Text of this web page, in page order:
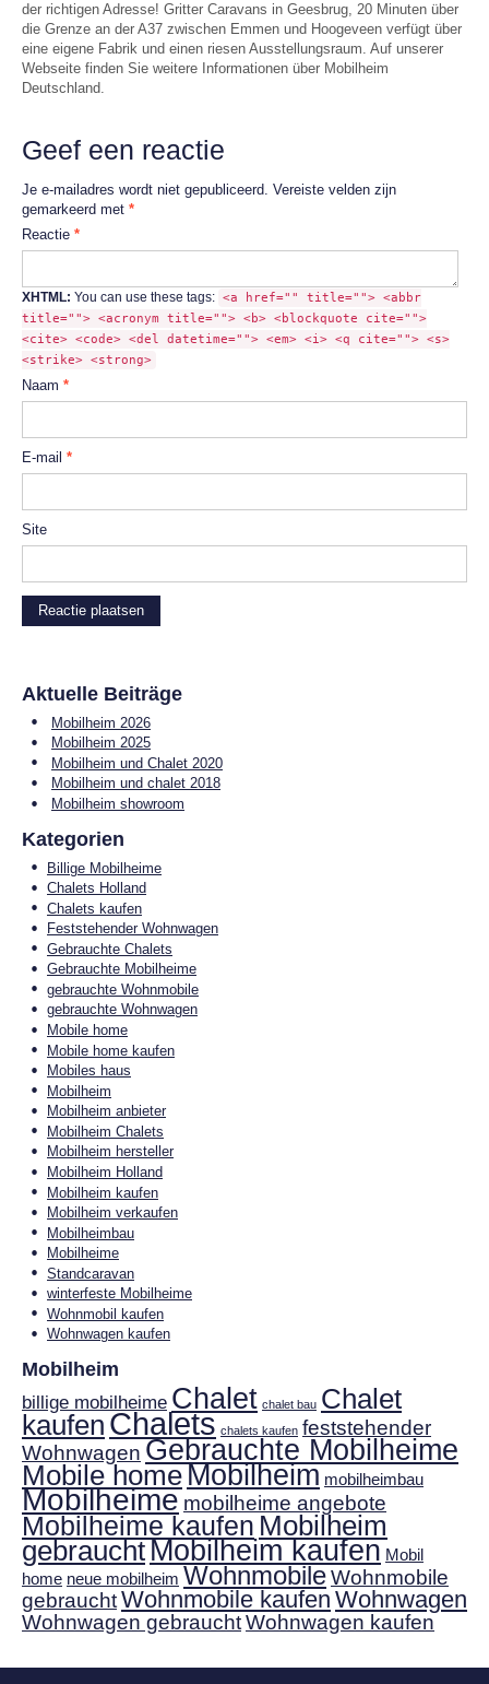
der richtigen Adresse! Gritter Caravans in Geesbrug, 20 Minuten über
die Grenze an der A37 zwischen Emmen und Hoogeveen verfügt über
eine eigene Fabrik und einen riesen Ausstellungsraum. Auf unserer
Webseite finden Sie weitere Informationen über Mobilheim
Deutschland.
Geef een reactie
Je e-mailadres wordt niet gepubliceerd. Vereiste velden zijn
gemarkeerd met *
Reactie *
XHTML: You can use these tags: <a href="" title=""> <abbr
title=""> <acronym title=""> <b> <blockquote cite="">
<cite> <code> <del datetime=""> <em> <i> <q cite=""> <s>
<strike> <strong>
Naam *
E-mail *
Site
Aktuelle Beiträge
Mobilheim 2026
Mobilheim 2025
Mobilheim und Chalet 2020
Mobilheim und chalet 2018
Mobilheim showroom
Kategorien
Billige Mobilheime
Chalets Holland
Chalets kaufen
Feststehender Wohnwagen
Gebrauchte Chalets
Gebrauchte Mobilheime
gebrauchte Wohnmobile
gebrauchte Wohnwagen
Mobile home
Mobile home kaufen
Mobiles haus
Mobilheim
Mobilheim anbieter
Mobilheim Chalets
Mobilheim hersteller
Mobilheim Holland
Mobilheim kaufen
Mobilheim verkaufen
Mobilheimbau
Mobilheime
Standcaravan
winterfeste Mobilheime
Wohnmobil kaufen
Wohnwagen kaufen
Mobilheim
billige mobilheime Chalet chalet bau Chalet
kaufenChalets chalets kaufen feststehender
Wohnwagen Gebrauchte Mobilheime
Mobile homeMobilheim mobilheimbau
Mobilheime mobilheime angebote
Mobilheime kaufen Mobilheim
gebrauchtMobilheim kaufen Mobil
home neue mobilheim WohnmobileWohnmobile
gebrauchtWohnmobile kaufen Wohnwagen
Wohnwagen gebrauchtWohnwagen kaufen